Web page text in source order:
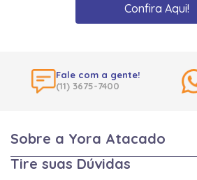
Confira Aqui!
Fale com a gente!
(11) 3675-7400
Sobre a Yora Atacado
Tire suas Dúvidas